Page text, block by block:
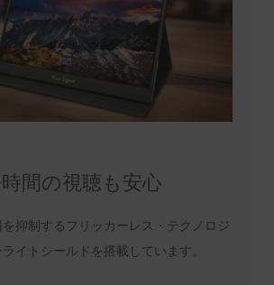
間の視聴も安心
抑制するフリッカーレス・テクノロジ
イトシールドを搭載しています。